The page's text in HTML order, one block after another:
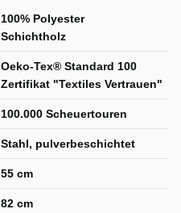
100% Polyester
Schichtholz
Oeko-Tex® Standard 100
Zertifikat "Textiles Vertrauen"
100.000 Scheuertouren
Stahl, pulverbeschichtet
55 cm
82 cm